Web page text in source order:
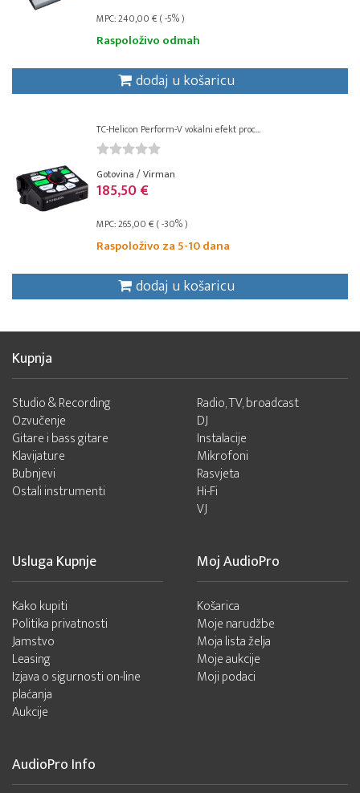
MPC: 240,00 € ( -5% )
Raspoloživo odmah
dodaj u košaricu
TC-Helicon Perform-V vokalni efekt proc...
Gotovina / Virman
185,50 €
MPC: 265,00 € ( -30% )
Raspoloživo za 5-10 dana
dodaj u košaricu
Kupnja
Studio & Recording
Ozvučenje
Gitare i bass gitare
Klavijature
Bubnjevi
Ostali instrumenti
Radio, TV, broadcast
DJ
Instalacije
Mikrofoni
Rasvjeta
Hi-Fi
VJ
Usluga Kupnje
Kako kupiti
Politika privatnosti
Jamstvo
Leasing
Izjava o sigurnosti on-line
plaćanja
Aukcije
Moj AudioPro
Košarica
Moje narudžbe
Moja lista želja
Moje aukcije
Moji podaci
AudioPro Info